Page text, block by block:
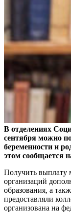
В отделениях
сентября можно
беременности и
этом сообщается
Получить выплату
организаций
образования, а
предоставляли
организована на